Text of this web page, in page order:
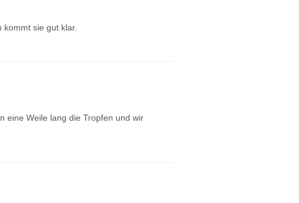
sie gut klar.
eine Weile lang die Tropfen und wir